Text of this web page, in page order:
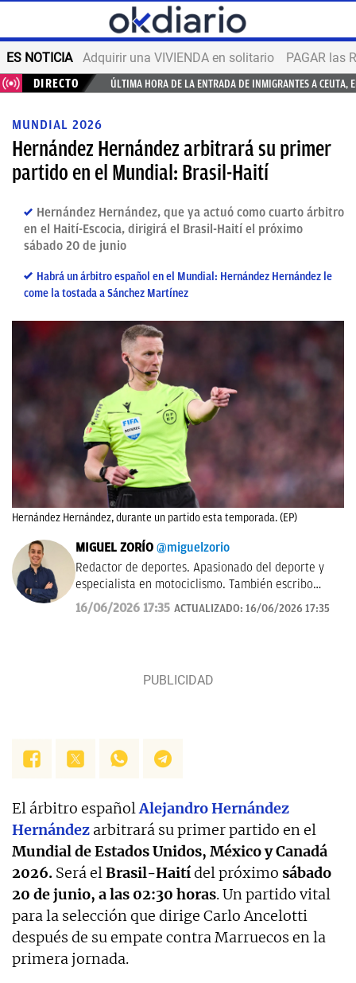
ES NOTICIA Adquirir una VIVIENDA en solitario PAGAR las
DIRECTO ÚLTIMA HORA DE LA ENTRADA DE INMIGRANTES A CEUTA,
MUNDIAL 2026
Hernández Hernández arbitrará su primer
partido en el Mundial: Brasil-Haití
Hernández Hernández, que ya actuó como cuarto árbitro
en el Haití-Escocia, dirigirá el Brasil-Haití el próximo
sábado 20 de junio
Habrá un árbitro español en el Mundial: Hernández Hernández le
come la tostada a Sánchez Martínez
Hernández Hernández, durante un partido esta temporada. (EP)
MIGUEL ZORÍO @miguelzorio
Redactor de deportes. Apasionado del deporte y
especialista en motociclismo. También escribo
sobre pádel y NFL.
16/06/2026 17:35 ACTUALIZADO: 16/06/2026 17:35
El árbitro españolAlejandro Hernández
Hernández arbitrará su primer partido en el
Mundial de Estados Unidos, México y Canadá
2026. Será elBrasil-Haitídel próximo sábado
20 de junio, a las 02:30 horas. Un partido vital
para la selección que dirige Carlo Ancelotti
después de su empate contra Marruecos en la
primera jornada.